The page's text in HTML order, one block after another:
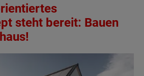
steht bereit: Bauen